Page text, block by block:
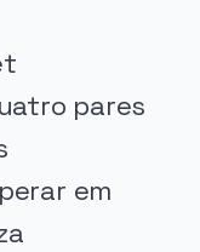
pares
em